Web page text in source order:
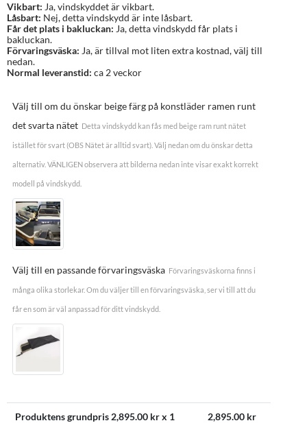
Vikbart: Ja, vindskyddet är vikbart.
Låsbart: Nej, detta vindskydd är inte låsbart.
Får det plats i bakluckan: Ja, detta vindskydd får plats i
bakluckan.
Förvaringsväska: Ja, är tillval mot liten extra kostnad, välj till
nedan.
Normal leveranstid: ca 2 veckor
Välj till om du önskar beige färg på konstläder ramen runt
det svarta nätet Detta vindskydd kan fås med beige ram runt nätet
istället för svart (OBS Nätet är alltid svart). Välj nedan om du önskar detta
alternativ. VÄNLIGEN observera att bilderna nedan inte visar exakt korrekt
modell på vindskydd.
Välj till en passande förvaringsväska Förvaringsväskorna finns i
många olika storlekar. Om du väljer till en förvaringsväska, ser vi till att du
får en som är väl anpassad för ditt vindskydd.
Produktens grundpris 2,895.00 kr x 1 2,895.00 kr